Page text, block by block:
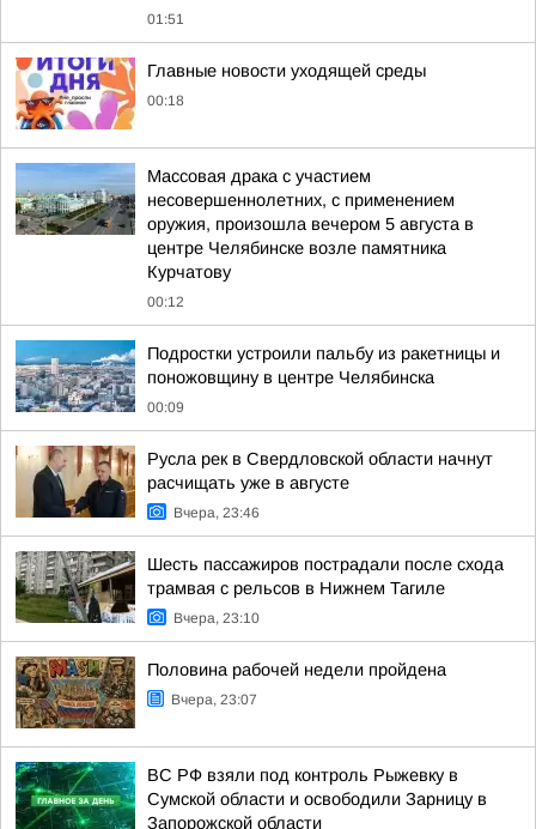
01:51
Главные новости уходящей среды
00:18
Массовая драка с участием
несовершеннолетних, с применением
оружия, произошла вечером 5 августа в
центре Челябинске возле памятника
Курчатову
00:12
Подростки устроили пальбу из ракетницы и
поножовщину в центре Челябинска
00:09
Русла рек в Свердловской области начнут
расчищать уже в августе
Вчера, 23:46
Шесть пассажиров пострадали после схода
трамвая с рельсов в Нижнем Тагиле
Вчера, 23:10
Половина рабочей недели пройдена
Вчера, 23:07
ВС РФ взяли под контроль Рыжевку в
Сумской области и освободили Зарницу в
Запорожской области